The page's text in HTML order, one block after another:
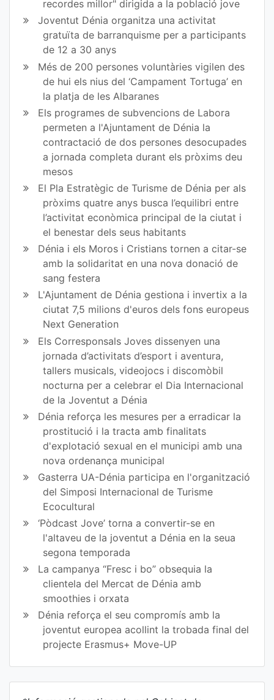
ok
recordes millor" dirigida a la població jove
Joventut Dénia organitza una activitat
gratuïta de barranquisme per a participants
de 12 a 30 anys
Més de 200 persones voluntàries vigilen des
de hui els nius del ‘Campament Tortuga’ en
la platja de les Albaranes
Els programes de subvencions de Labora
permeten a l'Ajuntament de Dénia la
contractació de dos persones desocupades
a jornada completa durant els pròxims deu
mesos
El Pla Estratègic de Turisme de Dénia per als
pròxims quatre anys busca l’equilibri entre
l’activitat econòmica principal de la ciutat i
el benestar dels seus habitants
Dénia i els Moros i Cristians tornen a citar-se
amb la solidaritat en una nova donació de
sang festera
L'Ajuntament de Dénia gestiona i invertix a la
ciutat 7,5 milions d'euros dels fons europeus
Next Generation
Els Corresponsals Joves dissenyen una
jornada d’activitats d’esport i aventura,
tallers musicals, videojocs i discomòbil
nocturna per a celebrar el Dia Internacional
de la Joventut a Dénia
Dénia reforça les mesures per a erradicar la
prostitució i la tracta amb finalitats
d'explotació sexual en el municipi amb una
nova ordenança municipal
Gasterra UA-Dénia participa en l'organització
del Simposi Internacional de Turisme
Ecocultural
‘Pòdcast Jove’ torna a convertir-se en
l'altaveu de la joventut a Dénia en la seua
segona temporada
La campanya “Fresc i bo” obsequia la
clientela del Mercat de Dénia amb
smoothies i orxata
Dénia reforça el seu compromís amb la
joventut europea acollint la trobada final del
projecte Erasmus+ Move-UP